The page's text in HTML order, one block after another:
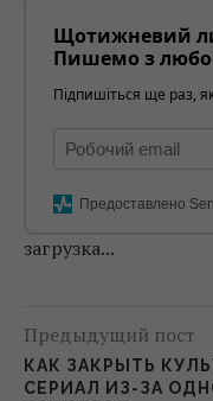
Щотижневий
Пишемо з
Підпишіться ще раз,
Предоставлено
загрузка...
Предыдущий пост
КАК ЗАКРЫТЬ
СЕРИАЛ ИЗ-ЗА